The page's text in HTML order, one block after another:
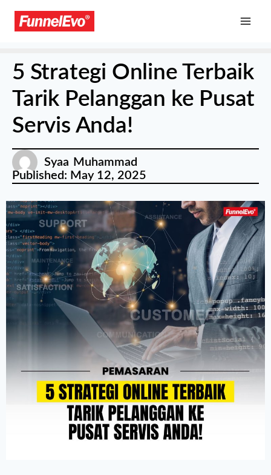
5 Strategi Online Terbaik
Tarik Pelanggan ke Pusat
Servis Anda!
Syaa Muhammad
Published: May 12, 2025